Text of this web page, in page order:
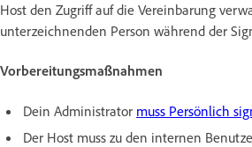
Host den Zugriff auf die Vereinbarung
unterzeichnenden Person während der
Vorbereitungsmaßnahmen
Dein Administrator muss Persönlich
Der Host muss zu den internen